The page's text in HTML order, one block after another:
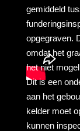
gemiddeld
opgegraven.
omdat het
het niet
Dit is een
aan het
kelder moet
kunnen